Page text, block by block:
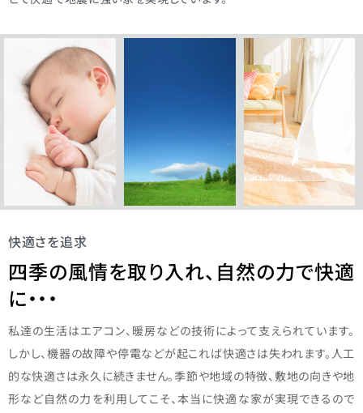
快適さを追求
四季の風情を取り入れ、自然の力で快適
に・・・
私達の生活はエアコン、暖房などの技術によって支えられています。
しかし、機器の故障や停電などが起これば快適さは失われます。人工
的な快適さは永久に続きません。季節や地域の特徴、敷地の向きや地
形など自然の力を利用してこそ、本当に快適な家が実現できるので